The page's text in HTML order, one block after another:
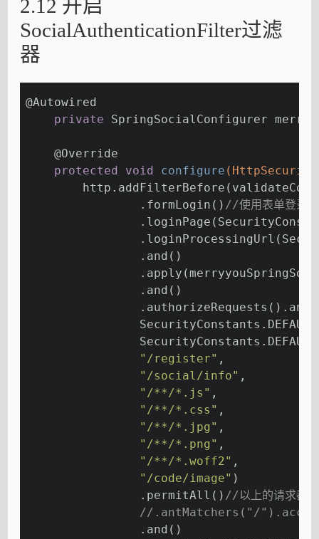
2.12 开启
SocialAuthenticationFilter过滤
器
@Autowired
private SpringSocialConfigurer
@Override
protected
void configure
                .formLogin()
//使用表单登录
                .and()
                .and()
"/register" ,
"/social/info" ,
"/**/*.js" ,
"/**/*.css" ,
"/**/*.jpg" ,
"/**/*.png" ,
"/**/*.woff2" ,
"/code/image" )
                .permitAll()
//以上的请求都
//.antMatchers("/
                .and()